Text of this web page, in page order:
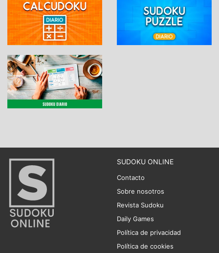
SUDOKU ONLINE
Contacto
Sobre nosotros
Revista Sudoku
Daily Games
Política de privacidad
Política de cookies